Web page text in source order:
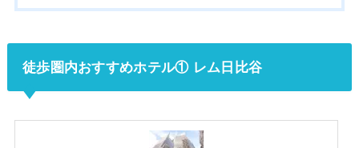
徒歩圏内おすすめホテル① レム日比谷